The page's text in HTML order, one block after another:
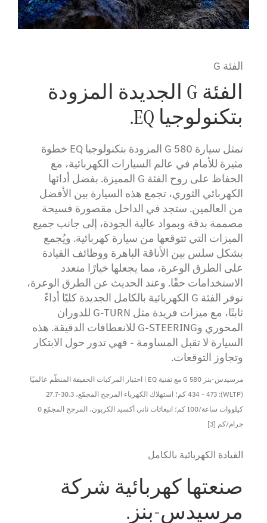
الفئة G
الفئة G الجديدة المزودة
بتكنولوجيا EQ.
تمثل سيارة G 580 المزودة بتكنولوجيا EQ خطوة
مثيرة للأمام في عالم السيارات الكهربائية، مع
الحفاظ على روح الفئة G المميزة. بفضل أدائها
الكهربائي الثوري، تجمع هذه السيارة بين الأفضل
من العالمين. ستجد في الداخل مقصورة فسيحة
مصممة بدقة وبمواد عالية الجودة، إلى جانب جميع
الميزات التي تتوقعها من سيارة كهربائية. ويُجمع
بشكل سلس بين الأناقة الباهرة ووظائف القيادة
على الطرق الوعرة، مما يجعلها خيارًا متعدد
الاستخدامات حقًا. وعند الحديث عن الطرق الوعرة،
توفر الفئة G الكهربائية بالكامل الجديدة كليًا أداءً
ثابتًا، مع ميزات فريدة مثل G-TURN للدوران
المحوري وG-STEERING للانعطافات الدقيقة. هذه
السيارة لا تقبل المساومة - فهي تدور حول الابتكار
وتجاوز التوقعات.
مرسيدس-بنز G 580 مع تقنية EQ | اختبار المركبات الخفيفة المنظّم عالميًا
(WLTP): 434 - 473 كم؛ استهلاك الكهرباء المرجح المجمّع، 30.3-27.7
كيلووات ساعة/100 كم؛ انبعاثات ثاني أكسيد الكربون، المرجح المجمّع 0
جرام/كم [3]
القيادة الكهربائية بالكامل
صنعتها كهربائية شركة
مرسيدس-بنز.